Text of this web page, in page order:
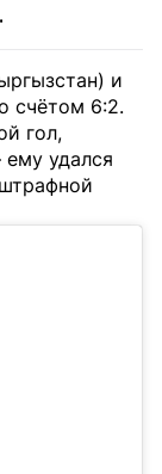
и
счётом 6:2.
гол,
удался